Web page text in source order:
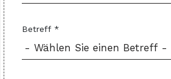
Betreff *